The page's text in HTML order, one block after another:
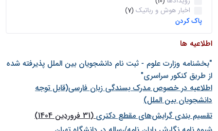
اخبار هوش و رباتیک (7)
پاک کردن
اطلاعیه ها
"بخشنامه وزارت علوم - ثبت نام دانشجويان بين الملل پذيرفته شده
از طريق كنكور سراسری"
اطلاعیه در خصوص مدرک بسندگی زبان فارسی(قابل توجه
دانشجویان بین الملل)
تقسیم بندی گرایش‌های مقطع دکتری(31 فروردین 1404)